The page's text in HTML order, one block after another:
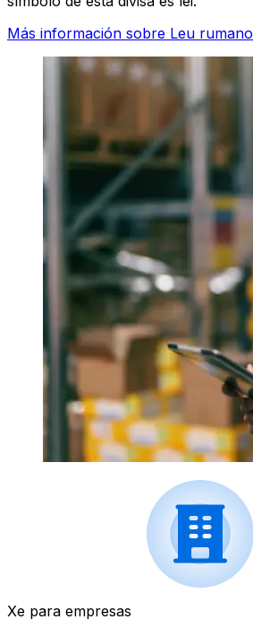
Más información sobre Leu rumano
Xe para empresas